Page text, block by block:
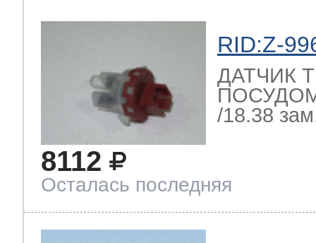
RID:Z-
ДАТЧИК
/18.38
8112
Осталась последняя